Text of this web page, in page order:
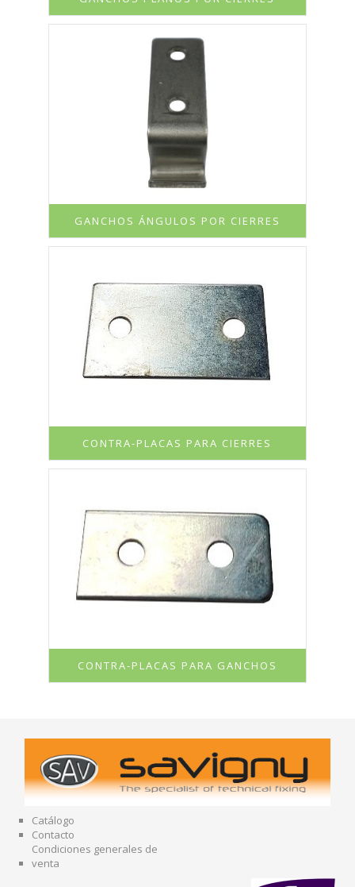
GANCHOS ÁNGULOS POR CIERRES
CONTRA-PLACAS PARA CIERRES
CONTRA-PLACAS PARA GANCHOS
Catálogo
Contacto
Condiciones generales de
venta